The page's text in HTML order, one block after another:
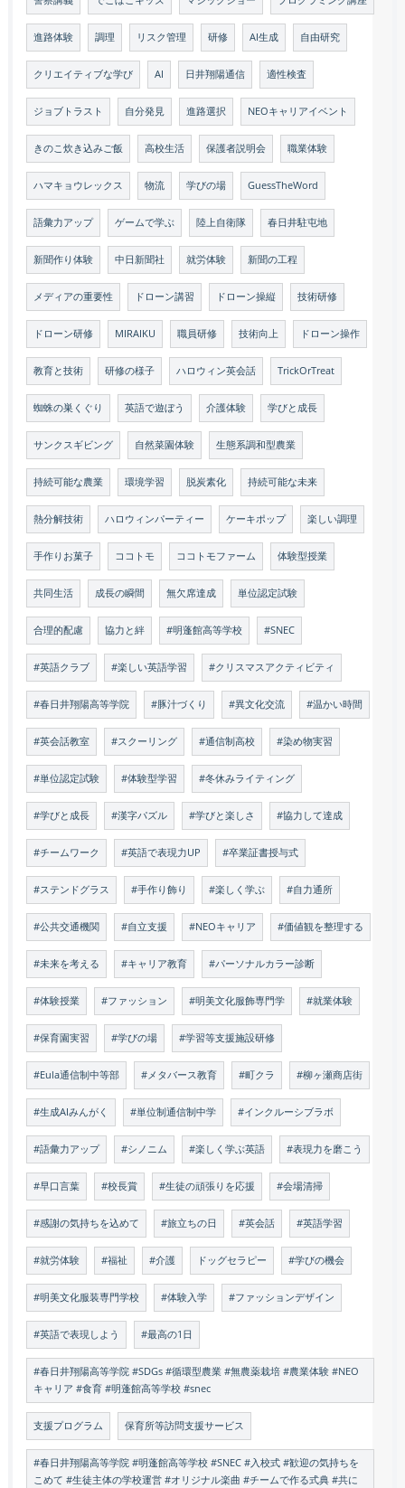
進路体験 調理 リスク管理 研修 AI生成 自由研究
クリエイティブな学び AI 日井翔陽通信 適性検査
ジョブトラスト 自分発見 進路選択 NEOキャリアイベント
きのこ炊き込みご飯 高校生活 保護者説明会 職業体験
ハマキョウレックス 物流 学びの場 GuessTheWord
語彙力アップ ゲームで学ぶ 陸上自衛隊 春日井駐屯地
新聞作り体験 中日新聞社 就労体験 新聞の工程
メディアの重要性 ドローン講習 ドローン操縦 技術研修
ドローン研修 MIRAIKU 職員研修 技術向上 ドローン操作
教育と技術 研修の様子 ハロウィン英会話 TrickOrTreat
蜘蛛の巣くぐり 英語で遊ぼう 介護体験 学びと成長
サンクスギビング 自然菜園体験 生態系調和型農業
持続可能な農業 環境学習 脱炭素化 持続可能な未来
熱分解技術 ハロウィンパーティー ケーキポップ 楽しい調理
手作りお菓子 ココトモ ココトモファーム 体験型授業
共同生活 成長の瞬間 無欠席達成 単位認定試験
合理的配慮 協力と絆 #明蓬館高等学校 #SNEC
#英語クラブ #楽しい英語学習 #クリスマスアクティビティ
#春日井翔陽高等学院 #豚汁づくり #異文化交流 #温かい時間
#英会話教室 #スクーリング #通信制高校 #染め物実習
#単位認定試験 #体験型学習 #冬休みライティング
#学びと成長 #漢字パズル #学びと楽しさ #協力して達成
#チームワーク #英語で表現力UP #卒業証書授与式
#ステンドグラス #手作り飾り #楽しく学ぶ #自力通所
#公共交通機関 #自立支援 #NEOキャリア #価値観を整理する
#未来を考える #キャリア教育 #パーソナルカラー診断
#体験授業 #ファッション #明美文化服飾専門学 #就業体験
#保育園実習 #学びの場 #学習等支援施設研修
#Eula通信制中等部 #メタバース教育 #町クラ #柳ヶ瀬商店街
#生成AIみんがく #単位制通信制中学 #インクルーシブラボ
#語彙力アップ #シノニム #楽しく学ぶ英語 #表現力を磨こう
#早口言葉 #校長賞 #生徒の頑張りを応援 #会場清掃
#感謝の気持ちを込めて #旅立ちの日 #英会話 #英語学習
#就労体験 #福祉 #介護 ドッグセラピー #学びの機会
#明美文化服装専門学校 #体験入学 #ファッションデザイン
#英語で表現しよう #最高の1日
#春日井翔陽高等学院 #SDGs #循環型農業 #無農薬栽培 #農業体験 #NEO
キャリア #食育 #明蓬館高等学校 #snec
支援プログラム 保育所等訪問支援サービス
#春日井翔陽高等学院 #明蓬館高等学校 #SNEC #入校式 #歓迎の気持ちを
こめて #生徒主体の学校運営 #オリジナル楽曲 #チームで作る式典 #共に